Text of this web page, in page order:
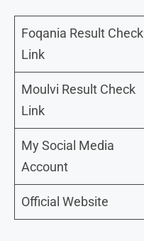
Foqania Result Check
Link
Moulvi Result Check
Link
My Social Media
Account
Official Website